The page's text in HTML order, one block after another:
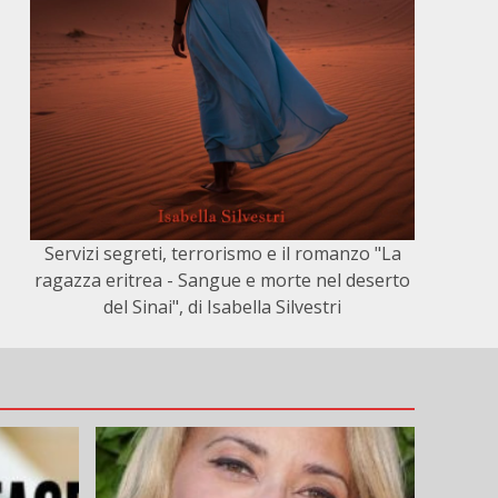
Servizi segreti, terrorismo e il romanzo "La
ragazza eritrea - Sangue e morte nel deserto
del Sinai", di Isabella Silvestri